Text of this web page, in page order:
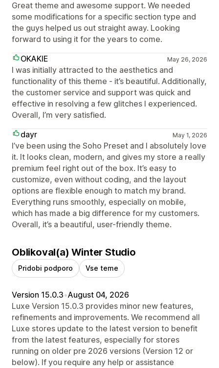
Great theme and awesome support. We needed
some modifications for a specific section type and
the guys helped us out straight away. Looking
forward to using it for the years to come.
OKAKIE
May 26, 2026
I was initially attracted to the aesthetics and
functionality of this theme - it’s beautiful. Additionally,
the customer service and support was quick and
effective in resolving a few glitches I experienced.
Overall, I’m very satisfied.
dayr
May 1, 2026
I’ve been using the Soho Preset and I absolutely love
it. It looks clean, modern, and gives my store a really
premium feel right out of the box. It’s easy to
customize, even without coding, and the layout
options are flexible enough to match my brand.
Everything runs smoothly, especially on mobile,
which has made a big difference for my customers.
Overall, it’s a beautiful, user-friendly theme.
Oblikoval(a) Winter Studio
Pridobi podporo Vse teme
Version 15.0.3•August 04, 2026
Luxe Version 15.0.3 provides minor new features,
refinements and improvements. We recommend all
Luxe stores update to the latest version to benefit
from the latest features, especially for stores
running on older pre 2026 versions (Version 12 or
below). If you require any help or assistance